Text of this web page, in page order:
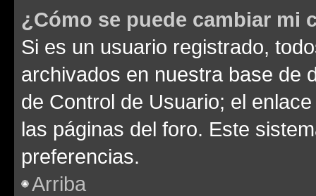
¿Cómo se puede cambiar mi
Si es un usuario registrado,
archivados en nuestra base de
de Control de Usuario; el
las páginas del foro. Este
preferencias.
Arriba